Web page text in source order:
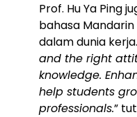
Prof. Hu Ya Ping
bahasa
dalam dunia
and the right
knowledge.
help students
professionals.”